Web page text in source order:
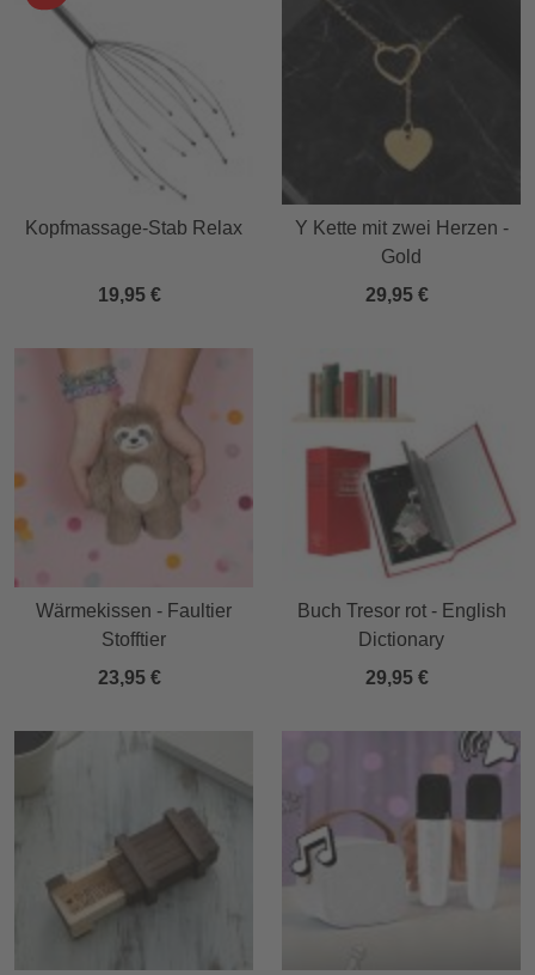
Kopfmassage-Stab Relax
19,95 €
Y Kette mit zwei Herzen -
Gold
29,95 €
Wärmekissen - Faultier
Stofftier
23,95 €
Buch Tresor rot - English
Dictionary
29,95 €